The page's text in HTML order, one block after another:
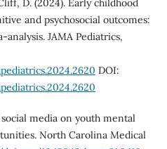
D. (2024). Early childhood
and psychosocial outcomes:
JAMA Pediatrics,
DOI:
media on youth mental
North Carolina Medical